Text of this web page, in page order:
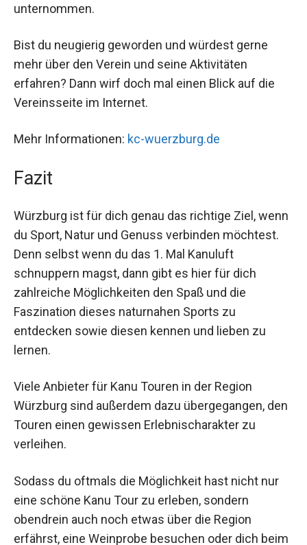
unternommen.
Bist du neugierig geworden und würdest gerne
mehr über den Verein und seine Aktivitäten
erfahren? Dann wirf doch mal einen Blick auf die
Vereinsseite im Internet.
Mehr Informationen: kc-wuerzburg.de
Fazit
Würzburg ist für dich genau das richtige Ziel, wenn
du Sport, Natur und Genuss verbinden möchtest.
Denn selbst wenn du das 1. Mal Kanuluft
schnuppern magst, dann gibt es hier für dich
zahlreiche Möglichkeiten den Spaß und die
Faszination dieses naturnahen Sports zu
entdecken sowie diesen kennen und lieben zu
lernen.
Viele Anbieter für Kanu Touren in der Region
Würzburg sind außerdem dazu übergegangen, den
Touren einen gewissen Erlebnischarakter zu
verleihen.
Sodass du oftmals die Möglichkeit hast nicht nur
eine schöne Kanu Tour zu erleben, sondern
obendrein auch noch etwas über die Region
erfährst, eine Weinprobe besuchen oder dich beim